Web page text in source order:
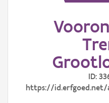
ID:
https://id.erfgoed.net/